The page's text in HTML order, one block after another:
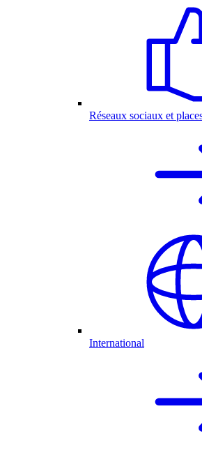
Réseaux sociaux et
International